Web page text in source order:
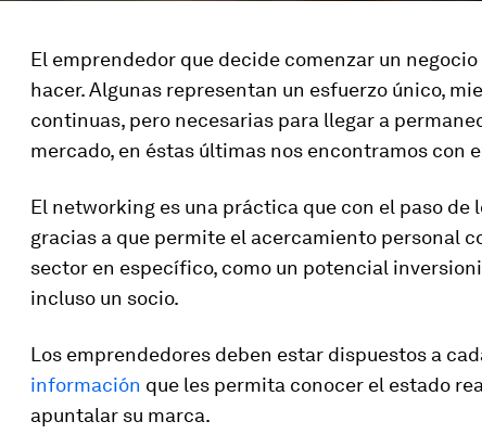
El emprendedor que decide comenzar un
hacer. Algunas representan un esfuerzo único,
continuas, pero necesarias para llegar a
mercado, en éstas últimas nos encontramos con
El networking es una práctica que con el paso de
gracias a que permite el acercamiento personal
sector en específico, como un potencial
incluso un socio.
Los emprendedores deben estar dispuestos a
información que les permita conocer el estado
apuntalar su marca.